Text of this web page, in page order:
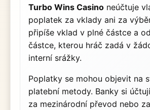
Turbo Wins Casino neúčtuje
poplatek za vklady ani za
připíše vklad v plné částce a
částce, kterou hráč zadá v
interní srážky.
Poplatky se mohou objevit na
platební metody. Banky si
za mezinárodní převod nebo